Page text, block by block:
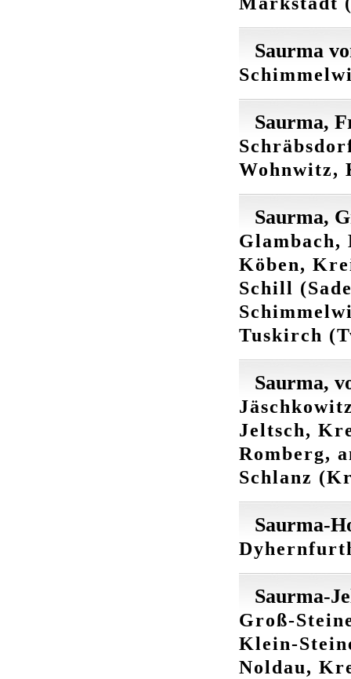
Saurma
Saurma,
Wohnwitz,
Saurma,
Glambach,
Köben,
Schill
Tuskirch
Saurma,
Jeltsch,
Romberg,
Schlanz
Saurma-
Saurma-
Groß-
Klein-
Noldau,